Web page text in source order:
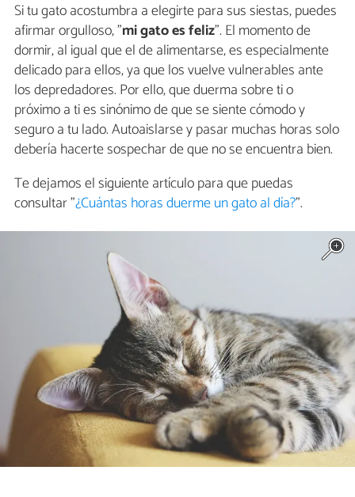
Si tu gato acostumbra a elegirte para sus siestas, puedes
afirmar orgulloso, "mi gato es feliz". El momento de
dormir, al igual que el de alimentarse, es especialmente
delicado para ellos, ya que los vuelve vulnerables ante
los depredadores. Por ello, que duerma sobre ti o
próximo a ti es sinónimo de que se siente cómodo y
seguro a tu lado. Autoaislarse y pasar muchas horas solo
debería hacerte sospechar de que no se encuentra bien.
Te dejamos el siguiente artículo para que puedas
consultar "¿Cuántas horas duerme un gato al día?".